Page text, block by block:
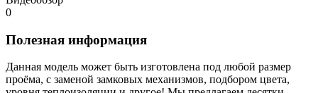
0
Полезная информация
Данная модель может быть изготовлена под любой размер
проёма, с заменой замковых механизмов, подбором цвета,